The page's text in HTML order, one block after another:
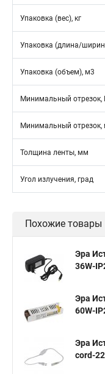
Упаковка (вес), кг
Упаковка (длина/
Упаковка (объем), м3
Минимальный отрезок,
Минимальный отрезок,
Толщина ленты, мм
Угол излучения, град
Похожие товары
Эра
36W-
Эра
60W-
Эра
cord-